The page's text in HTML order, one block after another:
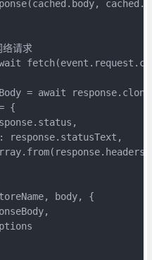
请求
= await
{
response.statusText,
body, {